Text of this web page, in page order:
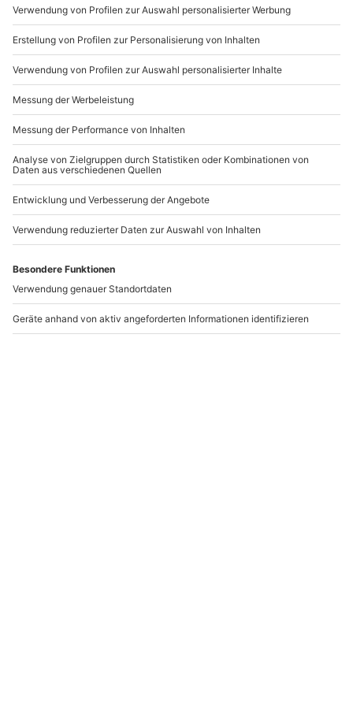
Mo-Fr: 9-17 Uhr
b2b@mydays.de
www.b2b.mydays.de/
Artikelnummer:47196
Andere Produkte entdecken
-15% CLUB DEAL
Renntaxi BMW M2
Renntaxi Audi R8 (1